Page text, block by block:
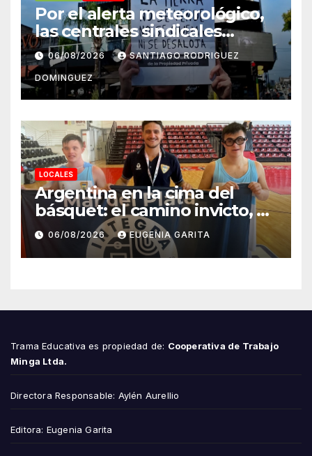
Por el alerta meteorológico,
las centrales sindicales
suspendieron la convocatoria
contra la Ley de Tierras en
Mar del Plata
06/08/2026 SANTIAGO RODRIGUEZ
DOMINGUEZ
LOCALES
Argentina en la cima del
básquet: el camino invicto, el
esfuerzo familiar y la jugada
que valió un Mundial
06/08/2026 EUGENIA GARITA
Trama Educativa es propiedad de: Cooperativa de Trabajo
Minga Ltda.
Directora Responsable: Aylén Aurellio
Editora: Eugenia Garita